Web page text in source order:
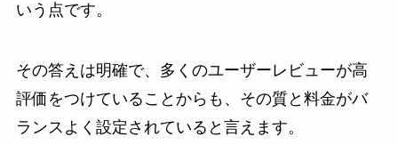
いう点です。
その答えは明確で、多くのユーザーレビューが高
評価をつけていることからも、その質と料金がバ
ランスよく設定されていると言えます。